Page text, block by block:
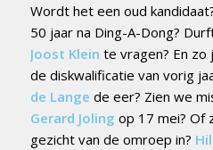
Wordt het een oud
50 jaar na Ding-A-Dong?
Joost Klein te vragen? En zo
de diskwalificatie van vorig
de Lange de eer? Zien we
Gerard Joling op 17 mei? Of
gezicht van de omroep in?